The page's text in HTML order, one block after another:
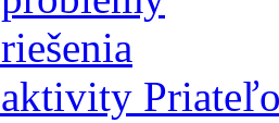
aktivity